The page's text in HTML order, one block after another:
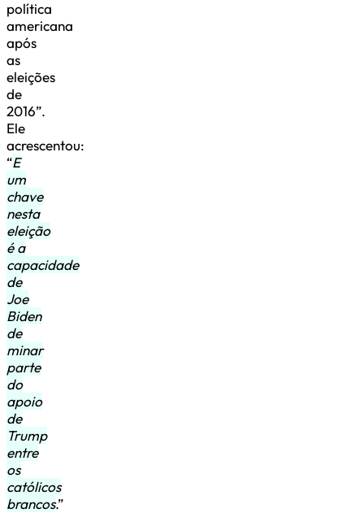
política
americana
após
as
eleições
de
2016”.
Ele
acrescentou:
“E
um
chave
nesta
eleição
é a
capacidade
de
Joe
Biden
de
minar
parte
do
apoio
de
Trump
entre
os
católicos
brancos.”